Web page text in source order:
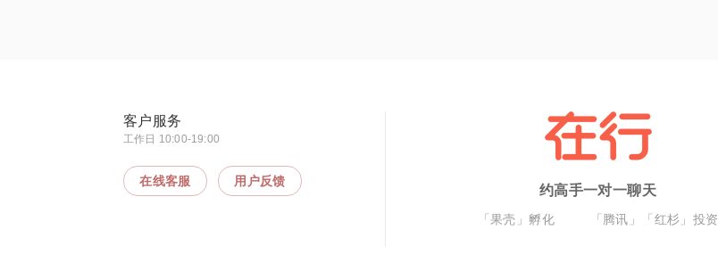
客户服务
工作日 10:00-19:00
在线客服 用户反馈
约高手一对一聊天
「果壳」孵化 「腾讯」「红杉」投资